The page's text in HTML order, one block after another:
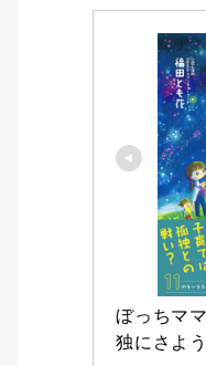
ぼっちマ
独にさよ